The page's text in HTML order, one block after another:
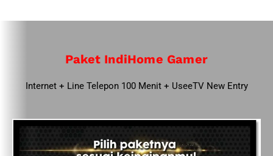
Paket IndiHome Gamer
Internet + Line Telepon 100 Menit + UseeTV New Entry